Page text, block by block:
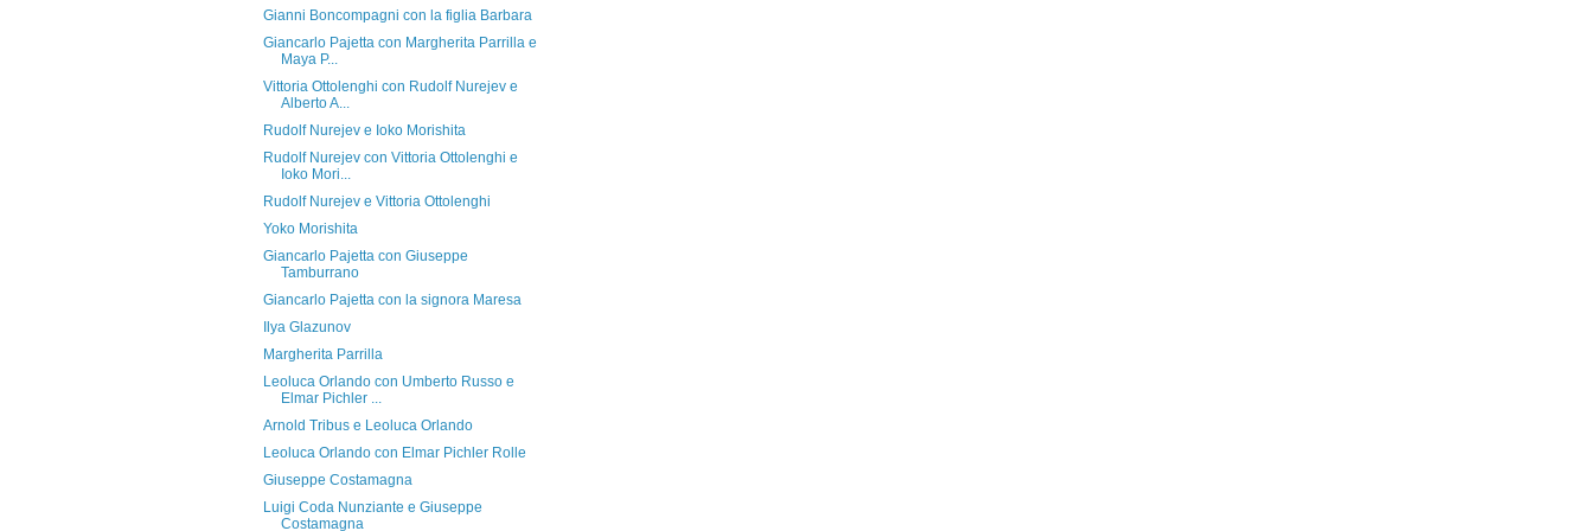
Gianni Boncompagni con la figlia Barbara
Giancarlo Pajetta con Margherita Parrilla e
Maya P...
Vittoria Ottolenghi con Rudolf Nurejev e
Alberto A...
Rudolf Nurejev e Ioko Morishita
Rudolf Nurejev con Vittoria Ottolenghi e
Ioko Mori...
Rudolf Nurejev e Vittoria Ottolenghi
Yoko Morishita
Giancarlo Pajetta con Giuseppe
Tamburrano
Giancarlo Pajetta con la signora Maresa
Ilya Glazunov
Margherita Parrilla
Leoluca Orlando con Umberto Russo e
Elmar Pichler ...
Arnold Tribus e Leoluca Orlando
Leoluca Orlando con Elmar Pichler Rolle
Giuseppe Costamagna
Luigi Coda Nunziante e Giuseppe
Costamagna